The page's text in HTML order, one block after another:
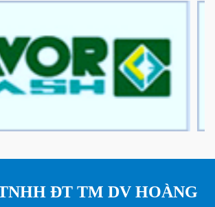
ĐT TM DV HOÀNG